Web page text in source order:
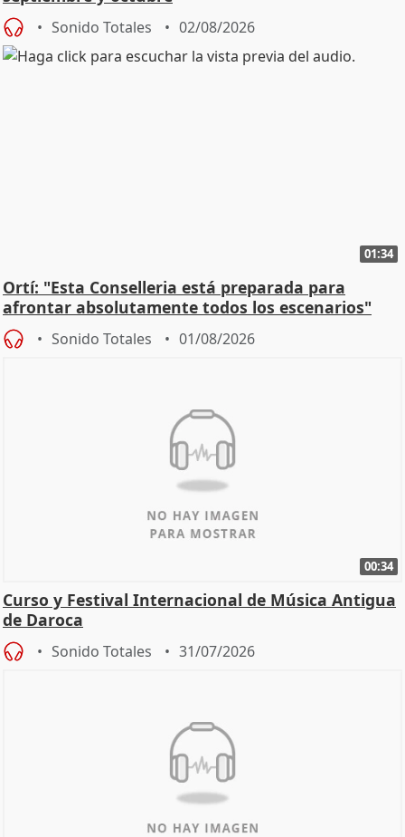
Sonido Totales 02/08/2026
01:34
Ortí: "Esta Conselleria está preparada para
afrontar absolutamente todos los escenarios"
Sonido Totales 01/08/2026
00:34
Curso y Festival Internacional de Música Antigua
de Daroca
Sonido Totales 31/07/2026